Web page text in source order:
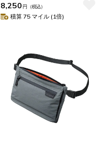
8,250 円 （税込）
積算 75 マイル (1倍)